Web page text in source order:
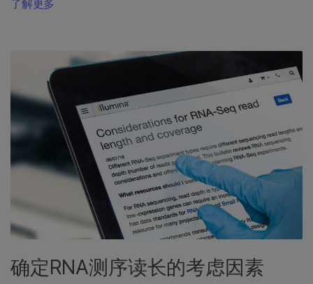
了解更多
确定RNA测序读长的考虑因素